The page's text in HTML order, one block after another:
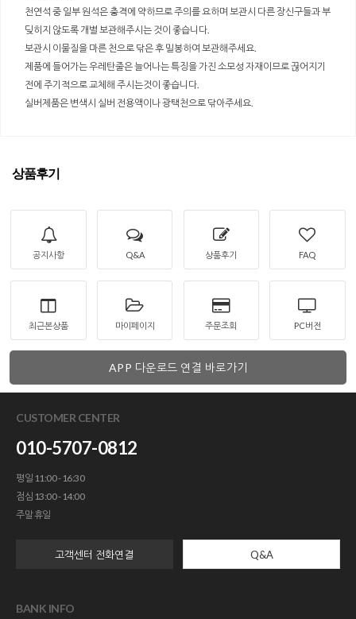
천연석 중 일부 원석은 충격에 약하므로 주의를 요하며 보관시 다른 장신구들과 부
딪히지 않도록 개별 보관해주시는 것이 좋습니다.
보관시 이물질을 마른 천으로 닦은 후 밀봉하여 보관해주세요.
제품에 들어가는 우레탄줄은 늘어나는 특징을 가진 소모성 자재이므로 끊어지기
전에 주기적으로 교체해 주시는것이 좋습니다.
실버제품은 변색시 실버 전용액이나 광택천으로 닦아주세요.
상품후기
공지사항 Q&A 상품후기 FAQ
최근본상품 마이페이지 주문조회 PC버전
APP 다운로드 연결 바로가기
CUSTOMER CENTER
010-5707-0812
평일 11:00 - 16:30
점심 13:00 - 14:00
주말 휴일
고객센터 전화연결 Q&A
BANK INFO